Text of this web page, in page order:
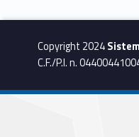
o
o
k
Copyright 2024
C.F./P.I. n.